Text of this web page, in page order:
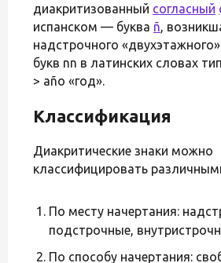
диакритизованный согласный
испанском — буква ñ,
надстрочного
букв nn в латинских словах
> аñо «год».
Классификация
Диакритические знаки можно
классифицировать
По месту начертания:
подстрочные,
По способу начертания: